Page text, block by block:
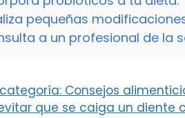
pequeñas
a un profesional de la
Consejos
que se caiga un diente